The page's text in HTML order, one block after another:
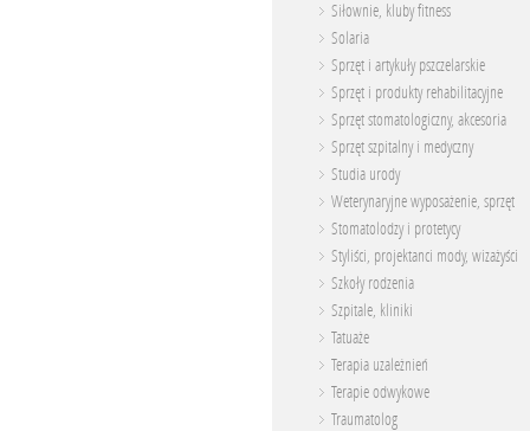
Siłownie, kluby fitness
Solaria
Sprzęt i artykuły pszczelarskie
Sprzęt i produkty rehabilitacyjne
Sprzęt stomatologiczny, akcesoria
Sprzęt szpitalny i medyczny
Studia urody
Weterynaryjne wyposażenie, sprzęt
Stomatolodzy i protetycy
Styliści, projektanci mody, wizażyści
Szkoły rodzenia
Szpitale, kliniki
Tatuaże
Terapia uzależnień
Terapie odwykowe
Traumatolog